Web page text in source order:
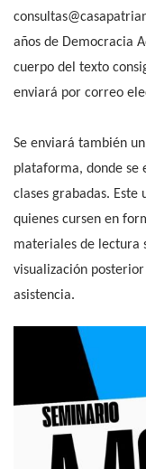
años de Democracia
cuerpo del texto
enviará por correo
Se enviará también
plataforma, donde se
clases grabadas.
quienes cursen en
materiales de lectura
visualización
asistencia.